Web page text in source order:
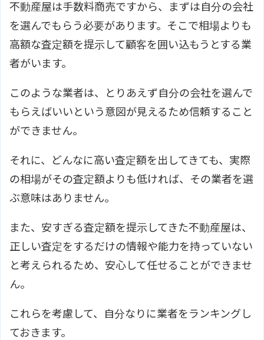
不動産屋は手数料商売ですから、まずは自分の会社
を選んでもらう必要があります。そこで相場よりも
高額な査定額を提示して顧客を囲い込もうとする業
者がいます。
このような業者は、とりあえず自分の会社を選んで
もらえばいいという意図が見えるため信頼すること
ができません。
それに、どんなに高い査定額を出してきても、実際
の相場がその査定額よりも低ければ、その業者を選
ぶ意味はありません。
また、安すぎる査定額を提示してきた不動産屋は、
正しい査定をするだけの情報や能力を持っていない
と考えられるため、安心して任せることができませ
ん。
これらを考慮して、自分なりに業者をランキングし
ておきます。